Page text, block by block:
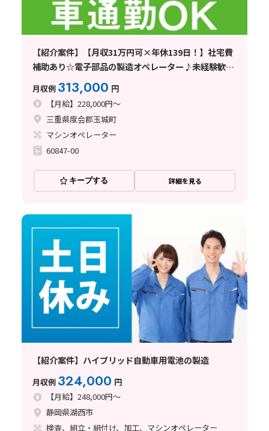
【紹介案件】【月収31万円可×年休139日！】社宅費
補助あり☆電子部品の製造オペレーター♪未経験歓
月収例 313,000 円
【月給】228,000円～
三重県度会郡玉城町
マシンオペレーター
60847-00
キープする 詳細を見る
【紹介案件】ハイブリッド自動車用電池の製造
月収例 324,000 円
【月給】248,000円～
静岡県湖西市
検査、組立・組付け、加工、マシンオペレーター